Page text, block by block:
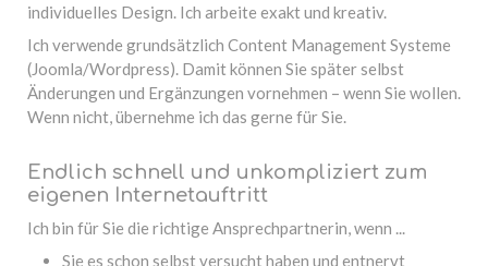
individuelles Design. Ich arbeite exakt und kreativ.
Ich verwende grundsätzlich Content Management Systeme
(Joomla/Wordpress). Damit können Sie später selbst
Änderungen und Ergänzungen vornehmen – wenn Sie wollen.
Wenn nicht, übernehme ich das gerne für Sie.
Endlich schnell und unkompliziert zum
eigenen Internetauftritt
Ich bin für Sie die richtige Ansprechpartnerin, wenn ...
Sie es schon selbst versucht haben und entnervt